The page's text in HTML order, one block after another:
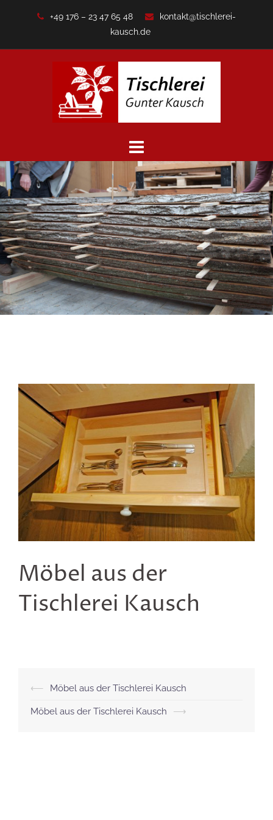
+49 176 – 23 47 65 48
kontakt@tischlerei-
kausch.de
Möbel aus der
Tischlerei Kausch
Beitragsnavigation
⟵ Möbel aus der Tischlerei Kausch
Möbel aus der Tischlerei Kausch ⟶